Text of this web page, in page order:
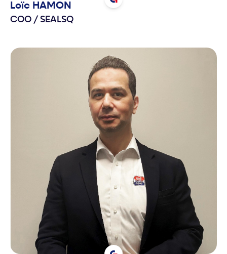
Loïc HAMON
COO / SEALSQ